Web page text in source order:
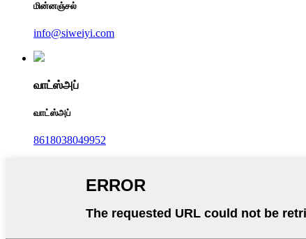
மின்னஞ்சல்
info@siweiyi.com
வாட்ஸ்அப்
வாட்ஸ்அப்
8618038049952